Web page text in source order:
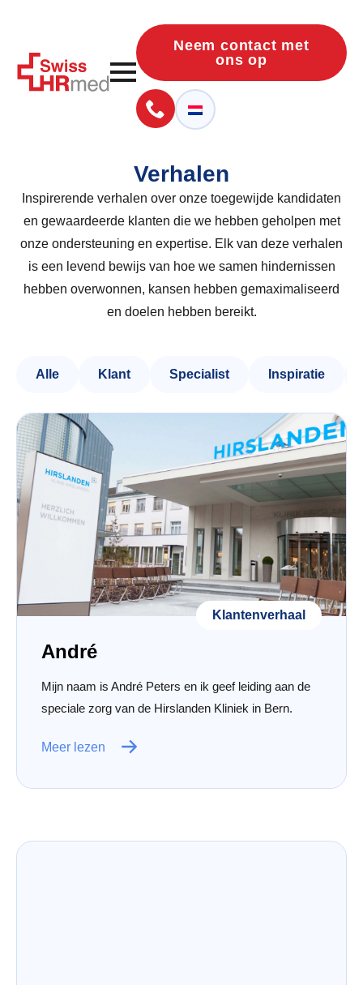
Neem contact met
ons op
Verhalen
Inspirerende verhalen over onze toegewijde kandidaten
en gewaardeerde klanten die we hebben geholpen met
onze ondersteuning en expertise. Elk van deze verhalen
is een levend bewijs van hoe we samen hindernissen
hebben overwonnen, kansen hebben gemaximaliseerd
en doelen hebben bereikt.
Alle Klant Specialist Inspiratie
Klantenverhaal
André
Mijn naam is André Peters en ik geef leiding aan de
speciale zorg van de Hirslanden Kliniek in Bern.
Meer lezen